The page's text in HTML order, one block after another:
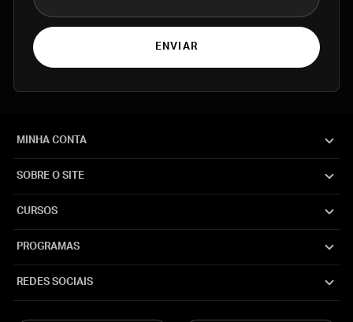
ENVIAR
MINHA CONTA
SOBRE O SITE
CURSOS
PROGRAMAS
REDES SOCIAIS